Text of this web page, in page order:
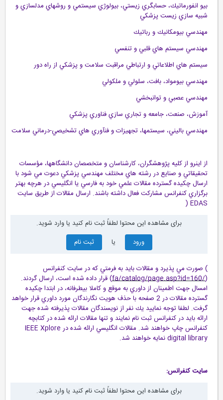
بيو انفورماتيك، حسابگري زيستي، بيولوژي سيستمي و روشهاي مدلسازي و
شبيه سازي زيست پزشكي
مهندسي بيومكانيك و رباتيك
مهندسي سيستم هاي قلبي و تنفسي
سيستم هاي اطلاعاتي و ارتباطي مراقبت سلامت و پزشكي از راه دور
مهندسي بيومواد، بافت، سلولي و ملكولي
مهندسي عصبي و توانبخشي
آموزش، صنعت، جامعه و تجاري سازي فناوري پزشكي
مهندسي باليني، سيستمها، تجهيزات و فنآوري هاي تشخيصي-درماني سلامت
از اينرو از كليه پژوهشگران، كارشناسان و متخصصان دانشگاهها، مؤسسات
تحقيقاتي و صنايع در رشته هاي مختلف مهندسي پزشكي دعوت مي شود با
ارسال چكيده گسترده مقالات علمي خود به فارسي يا انگليسي در هرچه بهتر
برگزاري كنفرانس مشاركت فعال داشته باشند. ارسال مقالات از طريق سايت
EDAS (
برای مشاهده این محتوا لطفاً ثبت نام کنید یا وارد شوید.
ورود
ثبت نام
) صورت مي پذيرد و مقالات بايد به فرمتي كه در سايت كنفرانس
) قرار داده شده است، ارسال گردند.
امسال جهت اطمينان از داوري به موقع و كاملا بيطرفانه، در ابتدا چكيده
گسترده مقالات در 2 صفحه با حذف هويت نگارندگان مورد داوري قرار خواهد
گرفت. لطفا توجه نماييد يك نفر از نويسندگان مقالات پذيرفته شده جهت
ارائه بايد در كنفرانس ثبت نام نمايند و تنها مقالات ارائه شده در كتابچه
كنفرانس چاپ خواهند شد. مقالات انگليسي ارائه شده در IEEE Xplore
digital library نمايه خواهند شد.
سايت كنفرانس:
برای مشاهده این محتوا لطفاً ثبت نام کنید یا وارد شوید.